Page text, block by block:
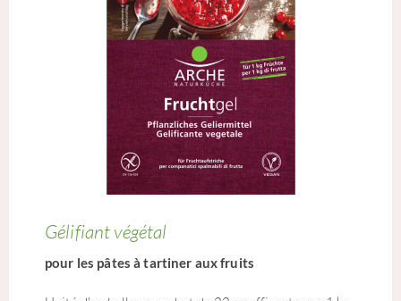
Gélifiant végétal
pour les pâtes à tartiner aux fruits